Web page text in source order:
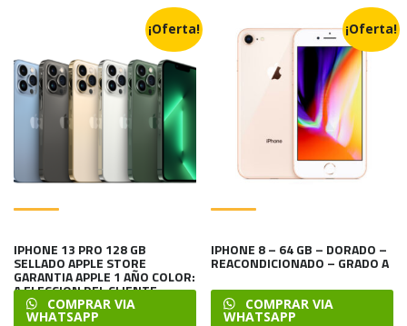
¡Oferta!
IPHONE 13 PRO 128 GB
SELLADO APPLE STORE
GARANTIA APPLE 1 AÑO COLOR:
A ELECCION DEL CLIENTE
CAPACIDAD: 128 GB
COMPRAR VIA
WHATSAPP
¡Oferta!
IPHONE 8 – 64 GB – DORADO –
REACONDICIONADO – GRADO A
COMPRAR VIA
WHATSAPP